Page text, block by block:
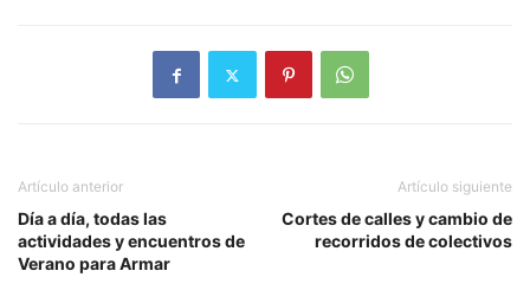
Artículo anterior
Día a día, todas las
actividades y encuentros de
Verano para Armar
Artículo siguiente
Cortes de calles y cambio de
recorridos de colectivos